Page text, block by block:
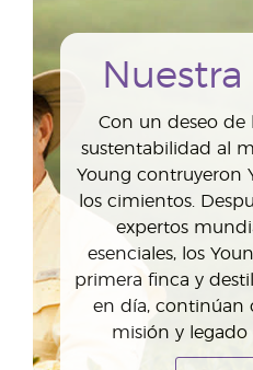
Con un deseo de
sustentabilidad al
Young contruyeron
los cimientos.
expertos
esenciales, los
primera finca y
en día, continúan
misión y